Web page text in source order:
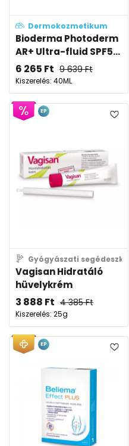
Dermokozmetikum
Bioderma Photoderm
AR+ Ultra-fluid SPF5...
6 265 Ft 9 639Ft
Kiszerelés: 40ML
Gyógyászati segédeszköz
Vagisan Hidratáló
hüvelykrém
3 888 Ft 4 385Ft
Kiszerelés: 25g
EP
EP